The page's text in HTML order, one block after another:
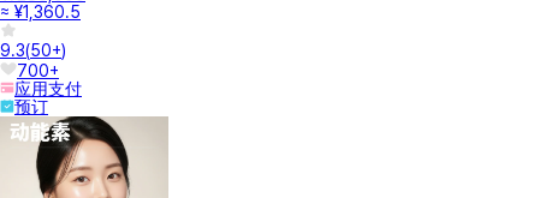
≈ ¥1,360.5
9.3(50+)
700+
应用支付
预订